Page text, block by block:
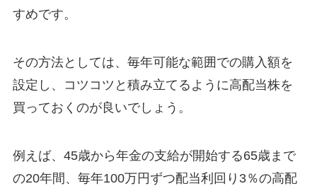
すめです。
その方法としては、毎年可能な範囲での購入額を
設定し、コツコツと積み立てるように高配当株を
買っておくのが良いでしょう。
例えば、45歳から年金の支給が開始する65歳まで
の20年間、毎年100万円ずつ配当利回り3％の高配